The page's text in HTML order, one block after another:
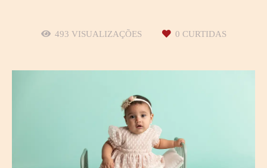
493 VISUALIZAÇÕES 0 CURTIDAS